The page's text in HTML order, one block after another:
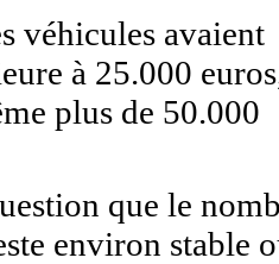
véhicules avaient
à 25.000
plus de 50.000
que le
environ stable